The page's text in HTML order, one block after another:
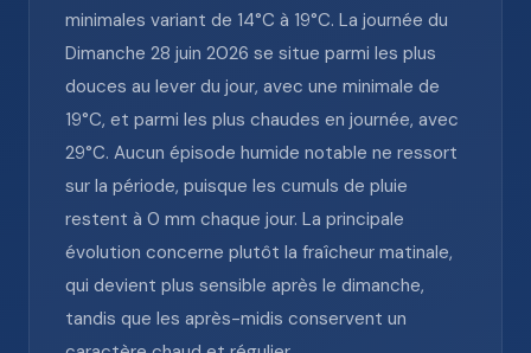
minimales variant de 14°C à 19°C. La journée du
Dimanche 28 juin 2026 se situe parmi les plus
douces au lever du jour, avec une minimale de
19°C, et parmi les plus chaudes en journée, avec
29°C. Aucun épisode humide notable ne ressort
sur la période, puisque les cumuls de pluie
restent à 0 mm chaque jour. La principale
évolution concerne plutôt la fraîcheur matinale,
qui devient plus sensible après le dimanche,
tandis que les après-midis conservent un